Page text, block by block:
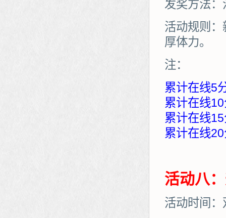
发奖方法
活动规则
厚体力。
注：
累计在线5
累计在线
累计在线
累计在线
活动八
活动时间